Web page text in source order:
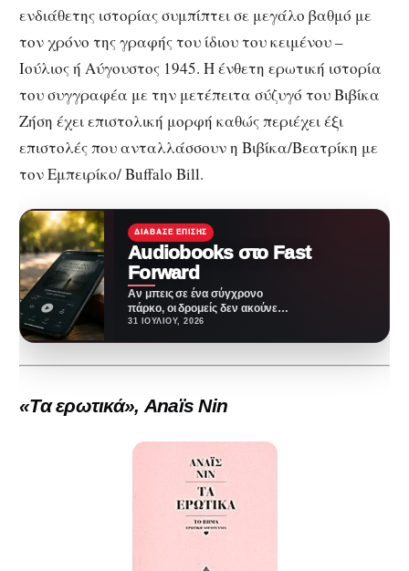
ενδιάθετης ιστορίας συμπίπτει σε μεγάλο βαθμό με
τον χρόνο της γραφής του ίδιου του κειμένου –
Ιούλιος ή Αύγουστος 1945. Η ένθετη ερωτική ιστορία
του συγγραφέα με την μετέπειτα σύζυγό του Βιβίκα
Ζήση έχει επιστολική μορφή καθώς περιέχει έξι
επιστολές που ανταλλάσσουν η Βιβίκα/Βεατρίκη με
τον Εμπειρίκο/ Buffalo Bill.
ΔΙΆΒΑΣΕ ΕΠΊΣΗΣ
Audiobooks στο Fast
Forward
Αν μπεις σε ένα σύγχρονο
πάρκο, οι δρομείς δεν ακούνε
πια μόνο την ανάσα τους ή…
31 ΙΟΥΛΊΟΥ, 2026
«Τα ερωτικά», Anaïs Nin